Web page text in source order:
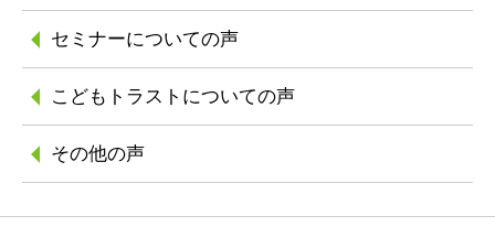
セミナーについての声
こどもトラストについての声
その他の声